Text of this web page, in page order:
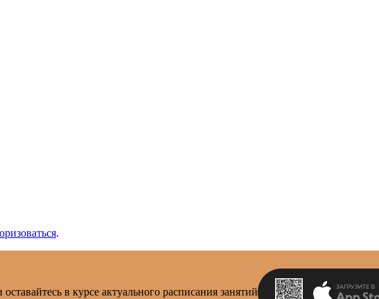
.
в курсе актуального расписания занятий